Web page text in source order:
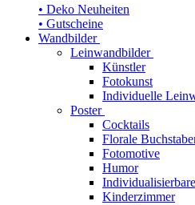
• Deko Neuheiten
• Gutscheine
Wandbilder
Leinwandbilder
Künstler
Fotokunst
Individuelle
Poster
Cocktails
Florale
Fotomotive
Humor
Kinderzimmer